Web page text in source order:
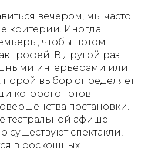
вечером, мы часто
критерии. Иногда
чтобы потом
трофей. В другой раз
интерьерами или
порой выбор определяет
которого готов
постановки.
театральной афише
существуют спектакли,
в роскошных